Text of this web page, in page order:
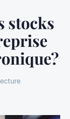
stocks